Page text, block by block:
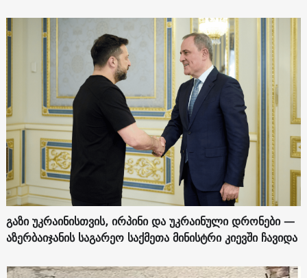
გაზი უკრაინისთვის, ირპინი და უკრაინული დრონები —
აზერბაიჯანის საგარეო საქმეთა მინისტრი კიევში ჩავიდა